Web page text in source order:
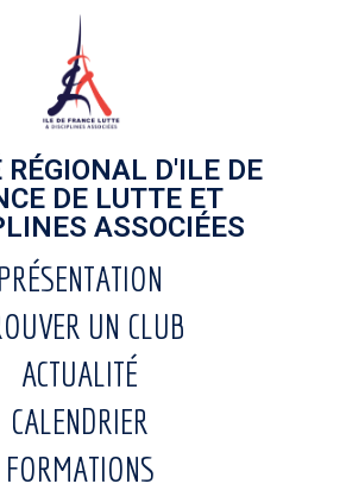
RÉGIONAL D'ILE DE
DE LUTTE ET
ASSOCIÉES
PRÉSENTATION
UN CLUB
ACTUALITÉ
CALENDRIER
FORMATIONS